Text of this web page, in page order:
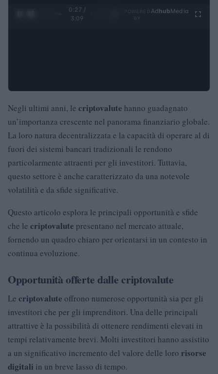
0:27 /
3:09
Ad hubMedia
Negli ultimi anni, le criptovalute hanno guadagnato
un’importanza crescente nel panorama finanziario globale.
La loro natura decentralizzata e la capacità di operare al di
fuori dei sistemi bancari tradizionali le rendono
particolarmente attraenti per gli investitori. Tuttavia,
questo settore è anche caratterizzato da una notevole
volatilità e da sfide significative.
Questo articolo esplora le principali opportunità e sfide
che le criptovalute presentano nel mercato attuale,
fornendo un quadro chiaro per orientarsi in un contesto in
continua evoluzione.
Opportunità offerte dalle criptovalute
Le criptovalute offrono numerose opportunità sia per gli
investitori che per gli imprenditori. Una delle principali
attrattive è la possibilità di ottenere rendimenti elevati in
tempi relativamente brevi. Molti investitori hanno assistito
a un significativo incremento del valore delle loro risorse
digitali in un breve lasso di tempo.